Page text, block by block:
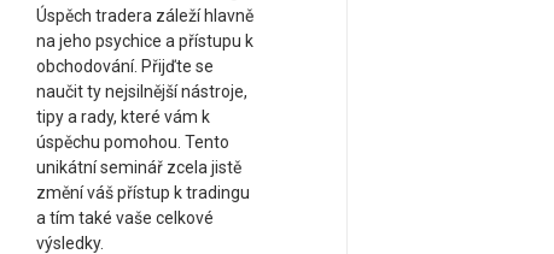
Úspěch tradera záleží hlavně
na jeho psychice a přístupu k
obchodování. Přijďte se
naučit ty nejsilnější nástroje,
tipy a rady, které vám k
úspěchu pomohou. Tento
unikátní seminář zcela jistě
změní váš přístup k tradingu
a tím také vaše celkové
výsledky.